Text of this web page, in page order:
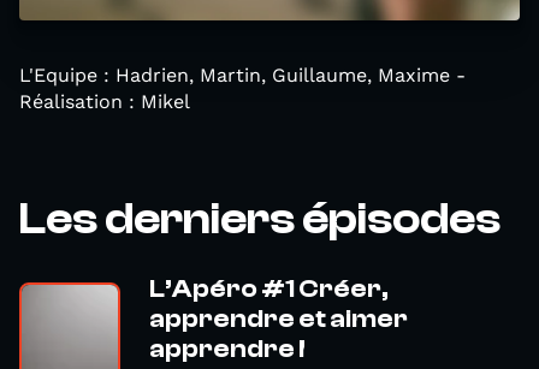
L'Equipe : Hadrien, Martin, Guillaume, Maxime -
Réalisation : Mikel
Les derniers épisodes
L’Apéro #1 Créer,
apprendre et aimer
apprendre !